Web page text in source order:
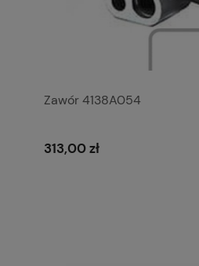
Zawór 4138A054
313,00 zł